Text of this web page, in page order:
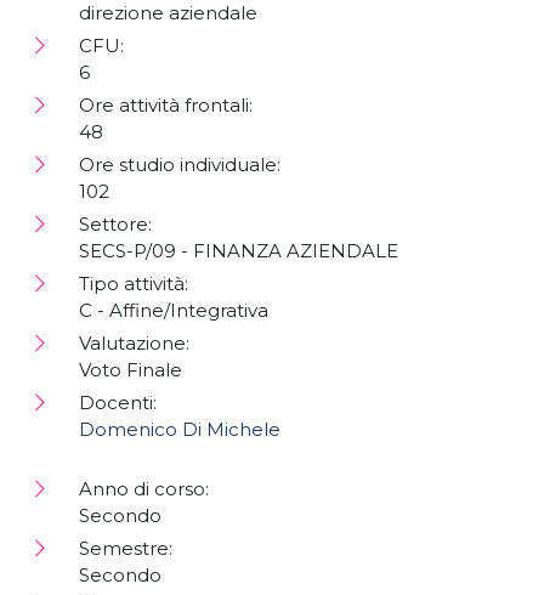
direzione aziendale
CFU:
6
Ore attività frontali:
48
Ore studio individuale:
102
Settore:
SECS-P/09 - FINANZA AZIENDALE
Tipo attività:
C - Affine/Integrativa
Valutazione:
Voto Finale
Docenti:
Domenico Di Michele
Anno di corso:
Secondo
Semestre:
Secondo